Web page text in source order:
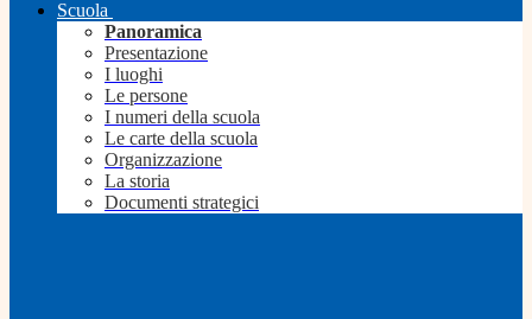
Scuola
Panoramica
Presentazione
I luoghi
Le persone
I numeri della scuola
Le carte della scuola
Organizzazione
La storia
Documenti strategici